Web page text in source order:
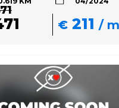
€ 211 /